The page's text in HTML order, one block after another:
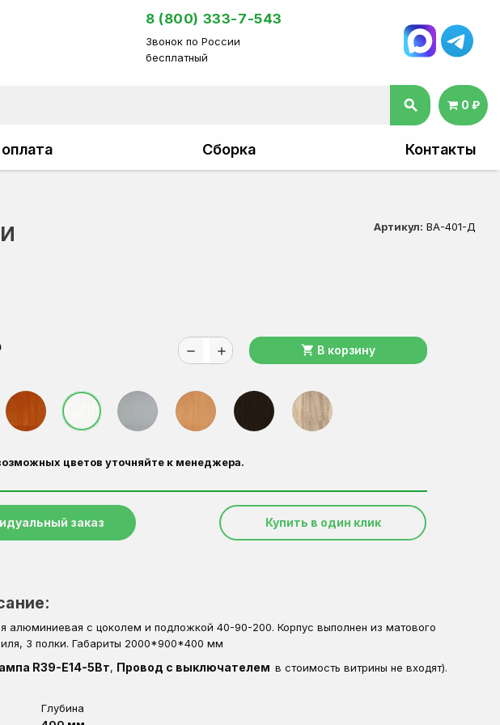
8 (800) 333-7-543
Звонок по России
бесплатный
search 0 ₽
Сборка Контакты
Артикул: ВА-401-Д
remove add shopping_cart В корзину
цветов уточняйте к менеджера.
заказ Купить в один клик
алюминиевая с цоколем и подложкой 40-90-200. Корпус выполнен из матового
3 полки. Габариты 2000*900*400 мм
R39-E14-5Вт, Провод с выключателем в стоимость витрины не входят).
Глубина